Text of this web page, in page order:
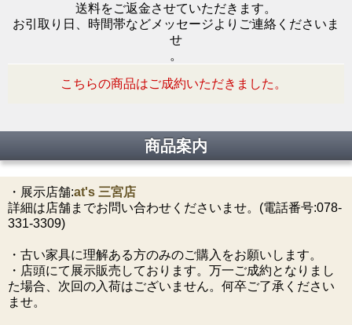
送料をご返金させていただきます。
お引取り日、時間帯などメッセージよりご連絡くださいま
せ
。
こちらの商品はご成約いただきました。
商品案内
・展示店舗:at's 三宮店
詳細は店舗までお問い合わせくださいませ。(電話番号:078-
331-3309)
・古い家具に理解ある方のみのご購入をお願いします。
・店頭にて展示販売しております。万一ご成約となりまし
た場合、次回の入荷はございません。何卒ご了承ください
ませ。